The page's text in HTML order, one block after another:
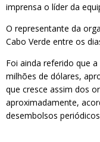
imprensa o líder da
O representante da
Cabo Verde entre os
Foi ainda referido que
milhões de dólares,
que cresce assim dos
aproximadamente,
desembolsos